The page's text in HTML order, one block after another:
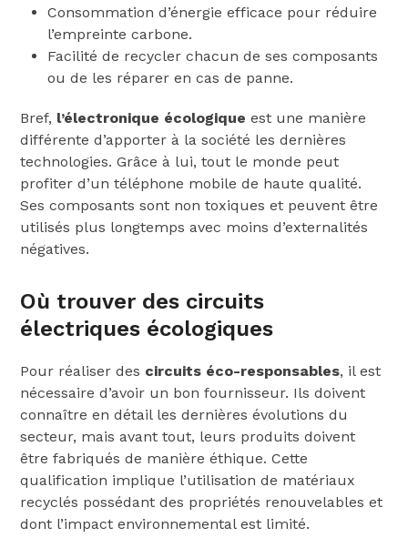
Consommation d’énergie efficace pour réduire
l’empreinte carbone.
Facilité de recycler chacun de ses composants
ou de les réparer en cas de panne.
Bref, l’électronique écologique est une manière
différente d’apporter à la société les dernières
technologies. Grâce à lui, tout le monde peut
profiter d’un téléphone mobile de haute qualité.
Ses composants sont non toxiques et peuvent être
utilisés plus longtemps avec moins d’externalités
négatives.
Où trouver des circuits
électriques écologiques
Pour réaliser des circuits éco-responsables, il est
nécessaire d’avoir un bon fournisseur. Ils doivent
connaître en détail les dernières évolutions du
secteur, mais avant tout, leurs produits doivent
être fabriqués de manière éthique. Cette
qualification implique l’utilisation de matériaux
recyclés possédant des propriétés renouvelables et
dont l’impact environnemental est limité.